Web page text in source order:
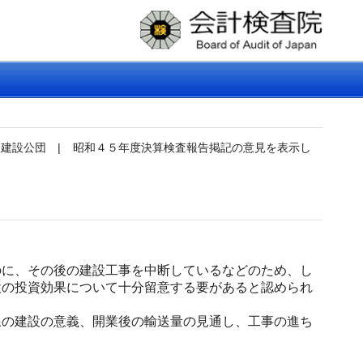
設公団 |
昭和４５年度決算検査報告掲記の意見を表示し
、その後の建設工事を中断しているなどのため、し
投資効果について十分留意する要があると認められ
建設の意義、開業後の輸送量の見通し、工事の進ち